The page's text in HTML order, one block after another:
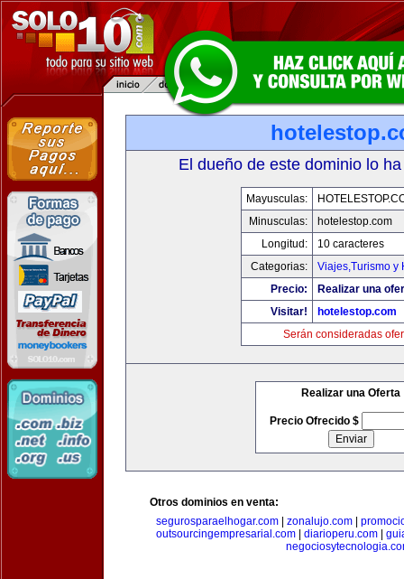
El dueño de este dominio lo
Mayusculas:
Minusculas:
hotelestop.com
Longitud:
10 caracteres
Categorias:
Viajes,Turismo y
Precio:
Realizar una
Visitar!
hotelestop.com
Serán consideradas
Realizar una Oferta
Precio Ofrecido $
Otros dominios en venta:
segurosparaelhogar.com| zonalujo.com|
outsourcingempresarial.com| diarioperu.com|